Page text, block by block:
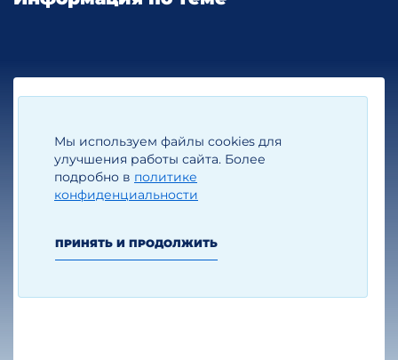
Мы используем файлы cookies для
улучшения работы сайта. Более
подробно в политике
конфиденциальности
ПРИНЯТЬ И ПРОДОЛЖИТЬ
Новые льготы в отношении переезда
компаний в специальные
административные районы (САР) на